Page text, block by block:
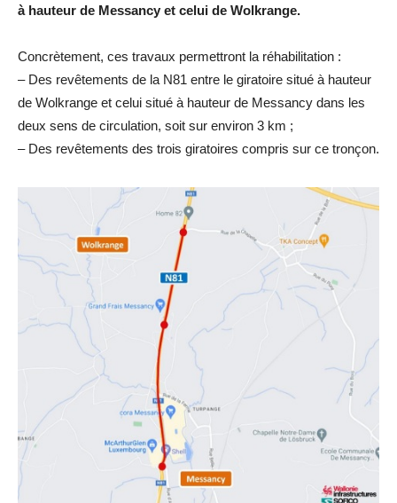
à hauteur de Messancy et celui de Wolkrange.
Concrètement, ces travaux permettront la réhabilitation :
– Des revêtements de la N81 entre le giratoire situé à hauteur
de Wolkrange et celui situé à hauteur de Messancy dans les
deux sens de circulation, soit sur environ 3 km ;
– Des revêtements des trois giratoires compris sur ce tronçon.